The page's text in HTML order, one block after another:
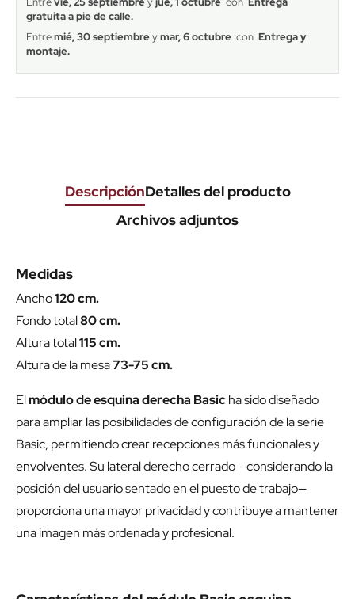
Información sobre medidas
entrevie, 25 septiembreyjue, 1 octubreconEntrega
Descripción
Medidas
Ancho120 cm.
Fondo total80 cm.
Altura total115 cm.
Altura de la mesa73-75 cm.
Elmódulo de esquina derecha Basicha sido diseñado
para ampliar las posibilidades de configuración de la serie
Basic, permitiendo crear recepciones más funcionales y
envolventes. Su lateral derecho cerrado —considerando la